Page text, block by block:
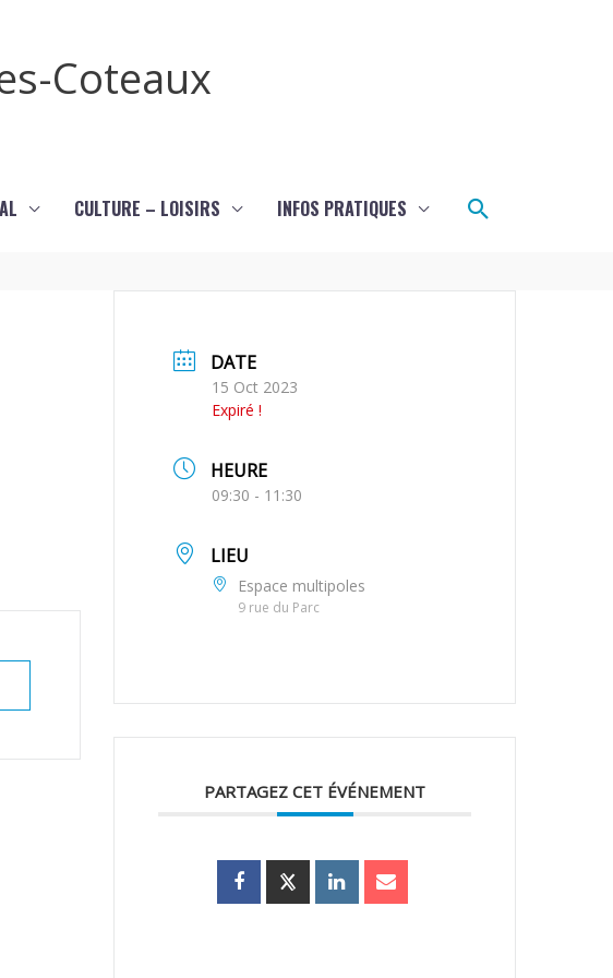
Coteaux
CULTURE – LOISIRS INFOS PRATIQUES Rechercher
DATE
15 Oct 2023
Expiré !
HEURE
09:30 - 11:30
LIEU
Espace multipoles
9 rue du Parc
PARTAGEZ CET ÉVÉNEMENT